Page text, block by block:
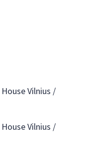
Vilnius /
Vilnius /